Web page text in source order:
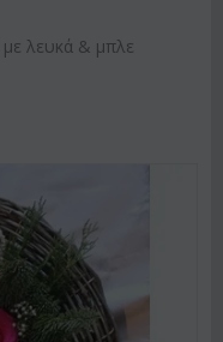
λευκά & μπλε